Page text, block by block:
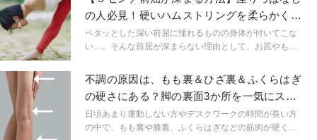
の人必見！硬いハムストリングを柔らかくす
るストレッチ
ペタッとした深い前屈に憧れるものの身体が付いてこな
い…。そんな前屈が深まらない理由として、お尻やもも
を柔らかくほぐすことで、「あと３センチ」が簡単に叶
います！
不調の原因は、もも裏＆ひざ裏＆ふくらはぎ
の硬さにある？脚の裏面3か所を一気にスト
レッチするポーズ
日頃あまり運動しない方やデスクワークの時間が長い方
の中で、もも裏や膝裏、ふくらはぎなどの筋肉が硬くな